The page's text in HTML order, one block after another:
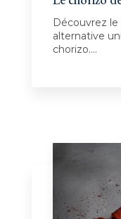
Découvrez
alternative
chorizo....